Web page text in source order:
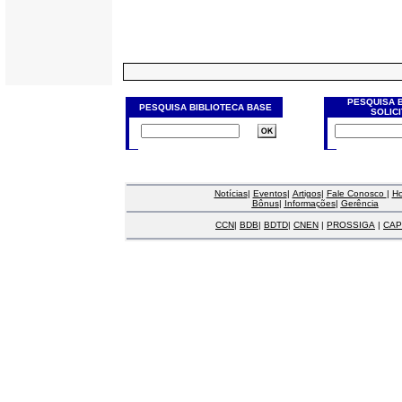
PESQUISA BIBLIOTECA BASE
PESQUISA
Notícias| Eventos| Artigos| Fale Conosco |
Bônus| Informações| Gerência
CCN| BDB| BDTD| CNEN | PROSSIGA |